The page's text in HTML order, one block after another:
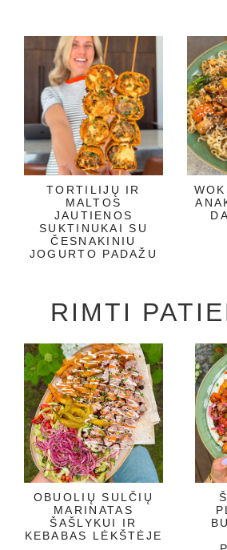
TORTILIJŲ IR
MALTOS
JAUTIENOS
SUKTINUKAI SU
ČESNAKINIU
JOGURTO PADAŽU
RIMTI
OBUOLIŲ SULČIŲ
MARINATAS
ŠAŠLYKUI IR
KEBABAS LĖKŠTĖJE